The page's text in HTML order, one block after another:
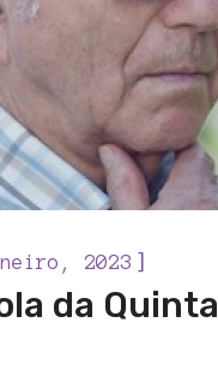
2023 ]
da Quinta